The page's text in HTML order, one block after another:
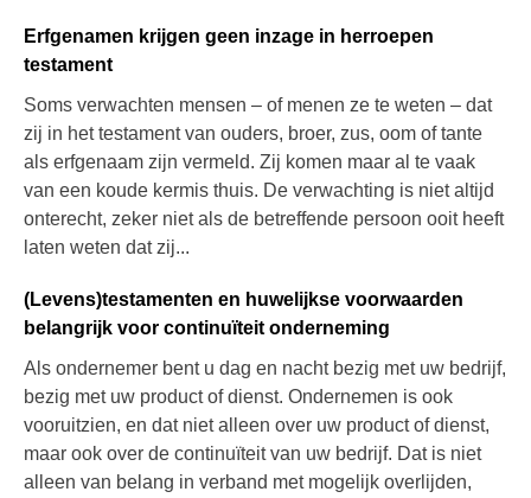
Erfgenamen krijgen geen inzage in herroepen
testament
Soms verwachten mensen – of menen ze te weten – dat
zij in het testament van ouders, broer, zus, oom of tante
als erfgenaam zijn vermeld. Zij komen maar al te vaak
van een koude kermis thuis. De verwachting is niet altijd
onterecht, zeker niet als de betreffende persoon ooit heeft
laten weten dat zij...
(Levens)testamenten en huwelijkse voorwaarden
belangrijk voor continuïteit onderneming
Als ondernemer bent u dag en nacht bezig met uw bedrijf,
bezig met uw product of dienst. Ondernemen is ook
vooruitzien, en dat niet alleen over uw product of dienst,
maar ook over de continuïteit van uw bedrijf. Dat is niet
alleen van belang in verband met mogelijk overlijden,